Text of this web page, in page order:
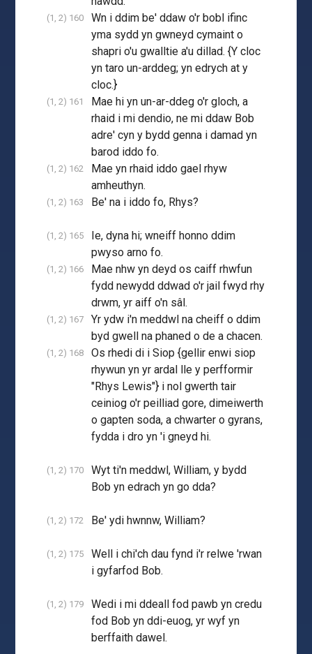
(1, 2) 160
Wn i ddim be' ddaw o'r bobl ifinc
yma sydd yn gwneyd cymaint o
shapri o'u gwalltie a'u dillad. {Y cloc
yn taro un-arddeg; yn edrych at y
cloc.}
(1, 2) 161
Mae hi yn un-ar-ddeg o'r gloch, a
rhaid i mi dendio, ne mi ddaw Bob
adre' cyn y bydd genna i damad yn
barod iddo fo.
(1, 2) 162
Mae yn rhaid iddo gael rhyw
amheuthyn.
(1, 2) 163 Be' na i iddo fo, Rhys?
(1, 2) 165
Ie, dyna hi; wneiff honno ddim
pwyso arno fo.
(1, 2) 166
Mae nhw yn deyd os caiff rhwfun
fydd newydd ddwad o'r jail fwyd rhy
drwm, yr aiff o'n sâl.
(1, 2) 167
Yr ydw i'n meddwl na cheiff o ddim
byd gwell na phaned o de a chacen.
(1, 2) 168
Os rhedi di i Siop {gellir enwi siop
rhywun yn yr ardal lle y perfformir
"Rhys Lewis"} i nol gwerth tair
ceiniog o'r peilliad gore, dimeiwerth
o gapten soda, a chwarter o gyrans,
fydda i dro yn 'i gneyd hi.
(1, 2) 170
Wyt ti'n meddwl, William, y bydd
Bob yn edrach yn go dda?
(1, 2) 172 Be' ydi hwnnw, William?
(1, 2) 175
Well i chi'ch dau fynd i'r relwe 'rwan
i gyfarfod Bob.
(1, 2) 179
Wedi i mi ddeall fod pawb yn credu
fod Bob yn ddi-euog, yr wyf yn
berffaith dawel.